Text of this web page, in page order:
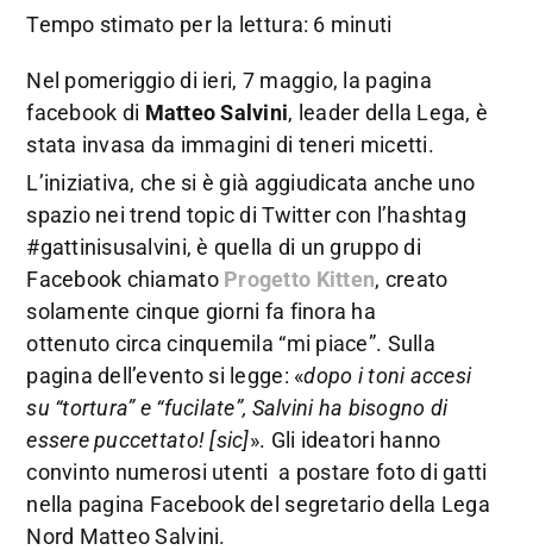
Tempo stimato per la lettura: 6 minuti
Nel pomeriggio di ieri, 7 maggio, la pagina
facebook di Matteo Salvini, leader della Lega, è
stata invasa da immagini di teneri micetti.
L’iniziativa, che si è già aggiudicata anche uno
spazio nei trend topic di Twitter con l’hashtag
#gattinisusalvini, è quella di un gruppo di
Facebook chiamato Progetto Kitten, creato
solamente cinque giorni fa finora ha
ottenuto circa cinquemila “mi piace”. Sulla
pagina dell’evento si legge: «dopo i toni accesi
su “tortura” e “fucilate”, Salvini ha bisogno di
essere puccettato! [sic]». Gli ideatori hanno
convinto numerosi utenti a postare foto di gatti
nella pagina Facebook del segretario della Lega
Nord Matteo Salvini.